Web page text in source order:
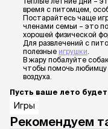
время с питомцем,
Постарайтесь чаще
членами семьи – это
хорошей физической
Для развлечений с
полезные игрушки
В жару побалуйте
чтобы помочь
воздуха.
Пусть ваше лето
Игры
Рекомендуем